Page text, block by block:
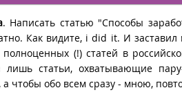
. Написать статью "Способы
Как видите, i did it. И
(!) статей в
лишь статьи, охватывающие
а чтобы обо всем сразу - мною,